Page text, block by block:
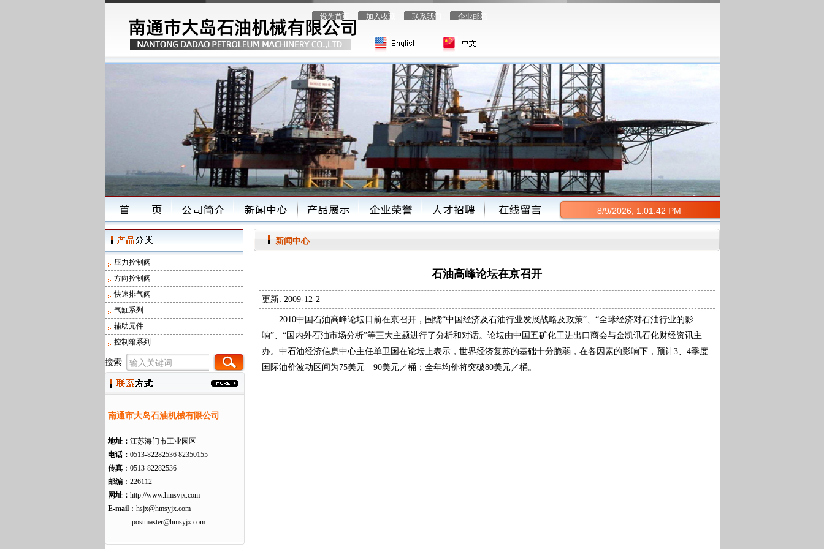
设为首页 加入收藏 联系我们 企业邮箱
8/9/2026, 1:01:42 PM
压力控制阀
方向控制阀
快速排气阀
气缸系列
辅助元件
控制箱系列
搜索
南通市大岛石油机械有限公司
地址： 江苏海门市工业园区
电话： 0513-82282536 82350155
传真：0513-82282536
邮编：226112
网址： http://www.hmsyjx.com
E-mail： hsjx@hmsyjx.com
postmaster@hmsyjx.com
新闻中心
石油高峰论坛在京召开
更新: 2009-12-2
2010中国石油高峰论坛日前在京召开，围绕“中国经济及石油行业发展战略及政策”、“全球经济对石油行业的影
响”、“国内外石油市场分析”等三大主题进行了分析和对话。论坛由中国五矿化工进出口商会与金凯讯石化财经资讯主
办。中石油经济信息中心主任单卫国在论坛上表示，世界经济复苏的基础十分脆弱，在各因素的影响下，预计3、4季度
国际油价波动区间为75美元—90美元／桶；全年均价将突破80美元／桶。